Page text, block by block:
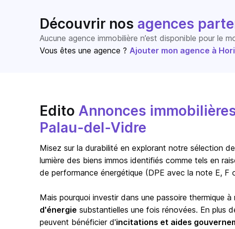
Découvrir nos agences
Aucune agence immobilière n’est disponible pour le
Vous êtes une agence ? Ajouter mon agence à
Edito Annonces
Palau-del-Vidre
Misez sur la durabilité en explorant notre sélection
lumière des biens immos identifiés comme tels en
de performance énergétique (DPE avec la note E, F
Mais pourquoi investir dans une passoire thermique
d'énergie substantielles une fois rénovées. En plus
peuvent bénéficier d'incitations et aides